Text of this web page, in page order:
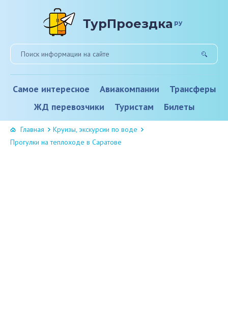
ТурПроездка ру
Самое интересное Авиакомпании
Трансферы
ЖД перевозчики
Туристам Билеты
Главная
Круизы, экскурсии по воде
Прогулки на теплоходе в Саратове